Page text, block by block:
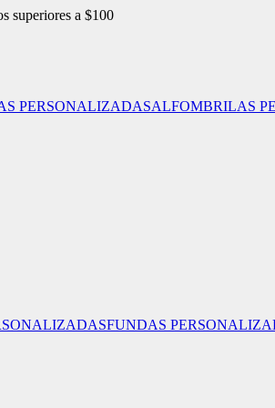
superiores a $100
PERSONALIZADASALFOMBRILAS
FUNDAS